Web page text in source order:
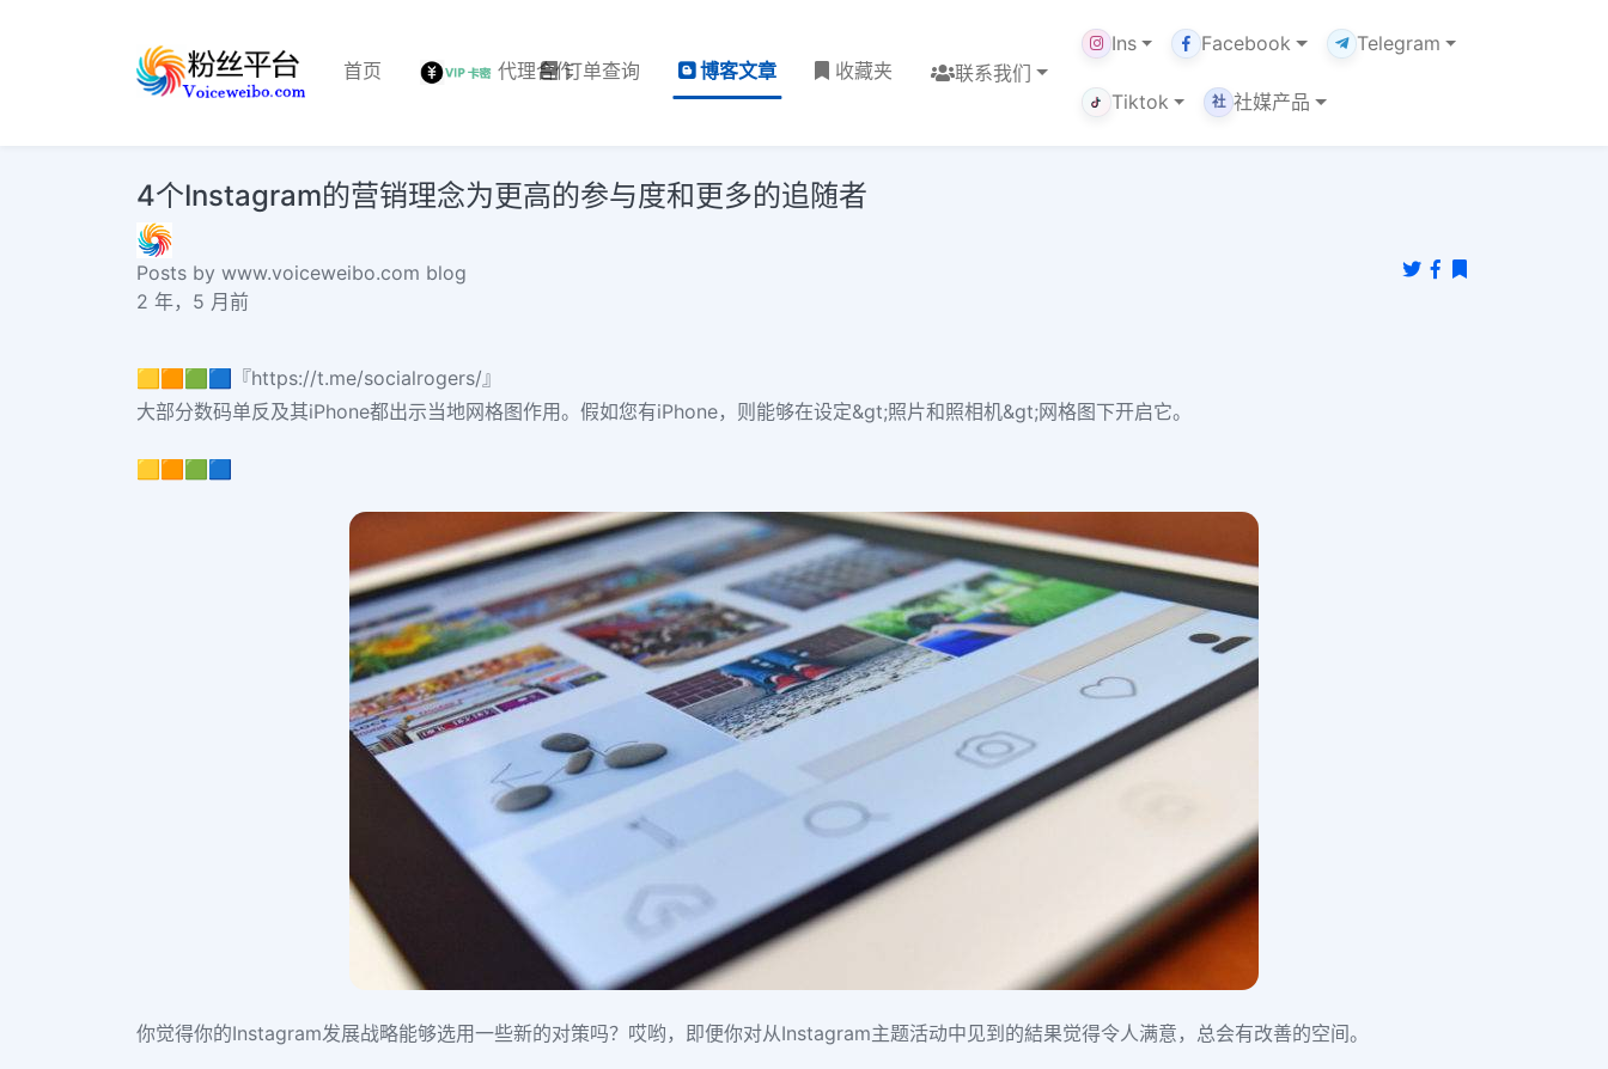
首页 代理合作订单查询 博客文章 收藏夹 联系我们
Ins Facebook Telegram
Tiktok 社 社媒产品
4个Instagram的营销理念为更高的参与度和更多的追随者
Posts by www.voiceweibo.com blog
2 年，5 月前
🟨🟧🟩🟦『https://t.me/socialrogers/』
大部分数码单反及其iPhone都出示当地网格图作用。假如您有iPhone，则能够在设定&gt;照片和照相机&gt;网格图下开启它。
🟨🟧🟩🟦
你觉得你的Instagram发展战略能够选用一些新的对策吗？哎哟，即便你对从Instagram主题活动中见到的結果觉得令人满意，总会有改善的空间。